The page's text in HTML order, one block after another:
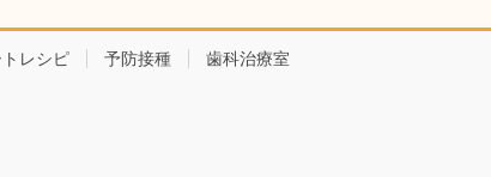
レシピ 予防接種
歯科治療室